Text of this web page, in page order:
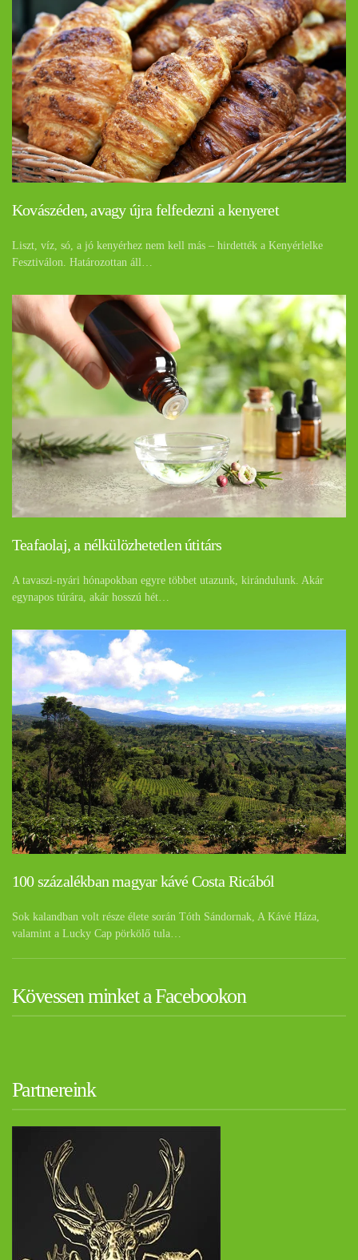
Kovászéden, avagy újra felfedezni a kenyeret
Liszt, víz, só, a jó kenyérhez nem kell más – hirdették a Kenyérlelke
Fesztiválon. Határozottan áll…
Teafaolaj, a nélkülözhetetlen útitárs
A tavaszi-nyári hónapokban egyre többet utazunk, kirándulunk. Akár
egynapos túrára, akár hosszú hét…
100 százalékban magyar kávé Costa Ricából
Sok kalandban volt része élete során Tóth Sándornak, A Kávé Háza,
valamint a Lucky Cap pörkölő tula…
Kövessen minket a Facebookon
Partnereink